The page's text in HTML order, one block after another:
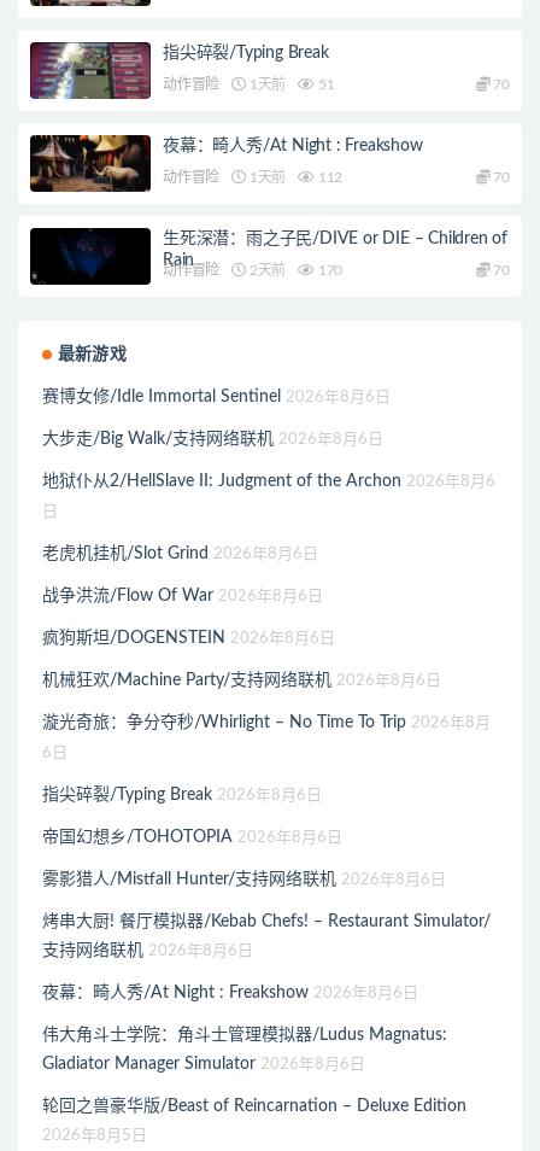
指尖碎裂/Typing Break
动作冒险 1天前 51 70
夜幕：畸人秀/At Night : Freakshow
动作冒险 1天前 112 70
生死深潜：雨之子民/DIVE or DIE – Children of
Rain
动作冒险 2天前 170 70
最新游戏
赛博女修/Idle Immortal Sentinel 2026年8月6日
大步走/Big Walk/支持网络联机 2026年8月6日
地狱仆从2/HellSlave II: Judgment of the Archon 2026年8月6
日
老虎机挂机/Slot Grind 2026年8月6日
战争洪流/Flow Of War 2026年8月6日
疯狗斯坦/DOGENSTEIN 2026年8月6日
机械狂欢/Machine Party/支持网络联机 2026年8月6日
漩光奇旅：争分夺秒/Whirlight – No Time To Trip 2026年8月
6日
指尖碎裂/Typing Break 2026年8月6日
帝国幻想乡/TOHOTOPIA 2026年8月6日
雾影猎人/Mistfall Hunter/支持网络联机 2026年8月6日
烤串大厨! 餐厅模拟器/Kebab Chefs! – Restaurant Simulator/
支持网络联机 2026年8月6日
夜幕：畸人秀/At Night : Freakshow 2026年8月6日
伟大角斗士学院：角斗士管理模拟器/Ludus Magnatus:
Gladiator Manager Simulator 2026年8月6日
轮回之兽豪华版/Beast of Reincarnation – Deluxe Edition
2026年8月5日